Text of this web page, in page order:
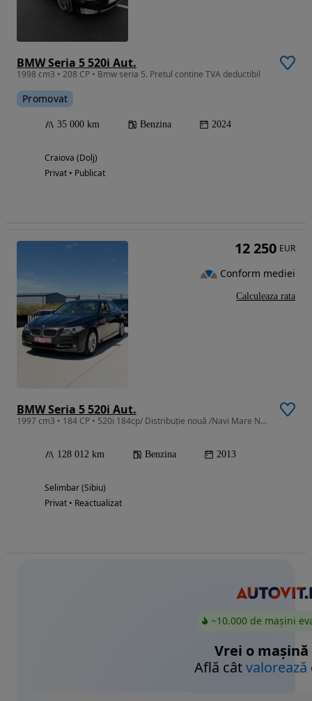
BMW Seria 5 520i Aut.
1998 cm3 • 208 CP • Bmw seria 5. Pretul contine TVA deductibil
Promovat
35 000 km Benzina 2024
Craiova (Dolj)
Privat • Publicat
BMW Seria 5 520i Aut.
1997 cm3 • 184 CP • 520i 184cp/ Distribuție nouă /Navi Mare NBT
128 012 km Benzina 2013
Selimbar (Sibiu)
Privat • Reactualizat
12 250 EUR
Conform mediei
Calculeaza rata
~10.000 de mașini
Vrei o mașină
Află câtvalorează